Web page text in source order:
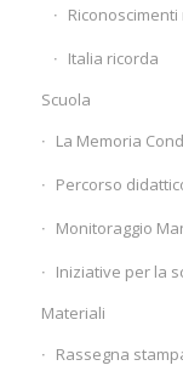
Italia ricorda
Scuola
La Memoria
Percorso
Monitoraggio
Iniziative per la
Materiali
Rassegna